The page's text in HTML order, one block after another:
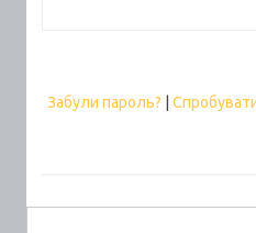
Забули пароль?